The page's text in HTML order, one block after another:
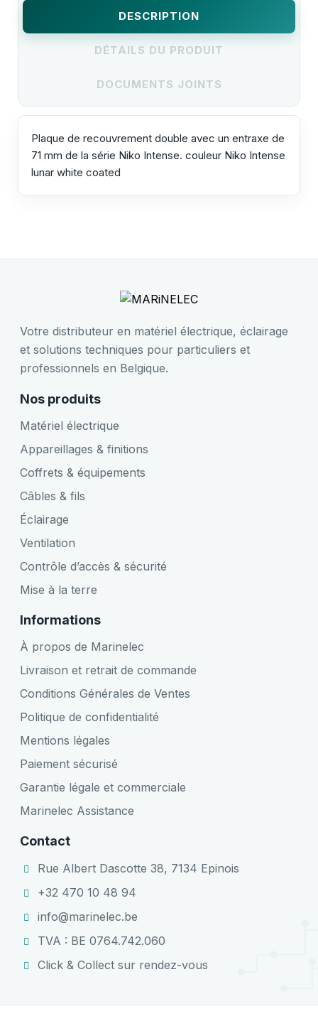
DESCRIPTION
DÉTAILS DU PRODUIT
DOCUMENTS JOINTS
Plaque de recouvrement double avec un entraxe de
71 mm de la série Niko Intense. couleur Niko Intense
lunar white coated
Votre distributeur en matériel électrique, éclairage
et solutions techniques pour particuliers et
professionnels en Belgique.
Nos produits
Matériel électrique
Appareillages & finitions
Coffrets & équipements
Câbles & fils
Éclairage
Ventilation
Contrôle d’accès & sécurité
Mise à la terre
Informations
À propos de Marinelec
Livraison et retrait de commande
Conditions Générales de Ventes
Politique de confidentialité
Mentions légales
Paiement sécurisé
Garantie légale et commerciale
Marinelec Assistance
Contact
Rue Albert Dascotte 38, 7134 Epinois
+32 470 10 48 94
info@marinelec.be
TVA : BE 0764.742.060
Click & Collect sur rendez-vous